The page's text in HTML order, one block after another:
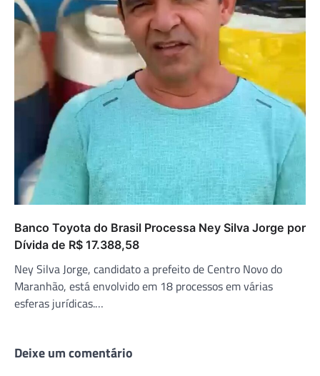
Banco Toyota do Brasil Processa Ney Silva Jorge por
Dívida de R$ 17.388,58
Ney Silva Jorge, candidato a prefeito de Centro Novo do
Maranhão, está envolvido em 18 processos em várias
esferas jurídicas.…
Deixe um comentário